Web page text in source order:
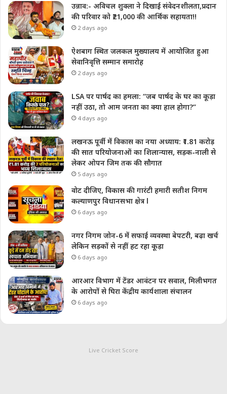
उन्नाव:- अविचल शुक्ला ने दिखाई संवेदनशीलता,प्रदान
की परिवार को ₹21,000 की आर्थिक सहायता!!
2 days ago
ऐशबाग स्थित जलकल मुख्यालय में आयोजित हुआ
सेवानिवृत्ति सम्मान समारोह
2 days ago
LSA पर पार्षद का हमला: “जब पार्षद के घर का कूड़ा
नहीं उठा, तो आम जनता का क्या हाल होगा?”
4 days ago
लखनऊ पूर्वी में विकास का नया अध्याय: ₹1.81 करोड़
की सात परियोजनाओं का शिलान्यास, सड़क-नाली से
लेकर ओपन जिम तक की सौगात
5 days ago
वोट दीजिए, विकास की गारंटी हमारी सतीश निगम
कल्याणपुर विधानसभा क्षेत्र l
6 days ago
नगर निगम जोन-6 में सफाई व्यवस्था बेपटरी, बढ़ा खर्च
लेकिन सड़कों से नहीं हट रहा कूड़ा
6 days ago
आरआर विभाग में टेंडर आवंटन पर सवाल, मिलीभगत
के आरोपों से घिरा केंद्रीय कार्यशाला संचालन
6 days ago
Live Cricket Score